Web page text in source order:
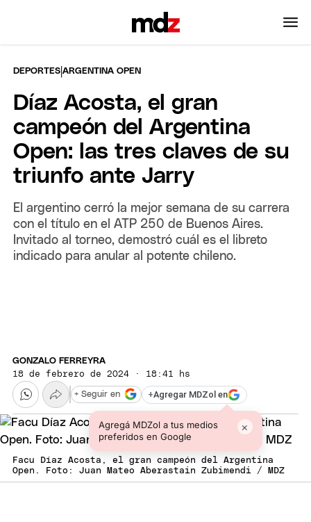
DEPORTES |ARGENTINA OPEN
Díaz Acosta, el gran
campeón del Argentina
Open: las tres claves de su
triunfo ante Jarry
El argentino cerró la mejor semana de su carrera
con el título en el ATP 250 de Buenos Aires.
Invitado al torneo, demostró cuál es el libreto
indicado para anular al potente chileno.
GONZALO FERREYRA
18 de febrero de 2024 · 18:41 hs
+Agregar MDZol en
Agregá MDZol a tus medios
preferidos en Google
×
+ Seguir en
Facu Díaz Acosta, el gran campeón del Argentina
Open. Foto: Juan Mateo Aberastain Zubimendi / MDZ